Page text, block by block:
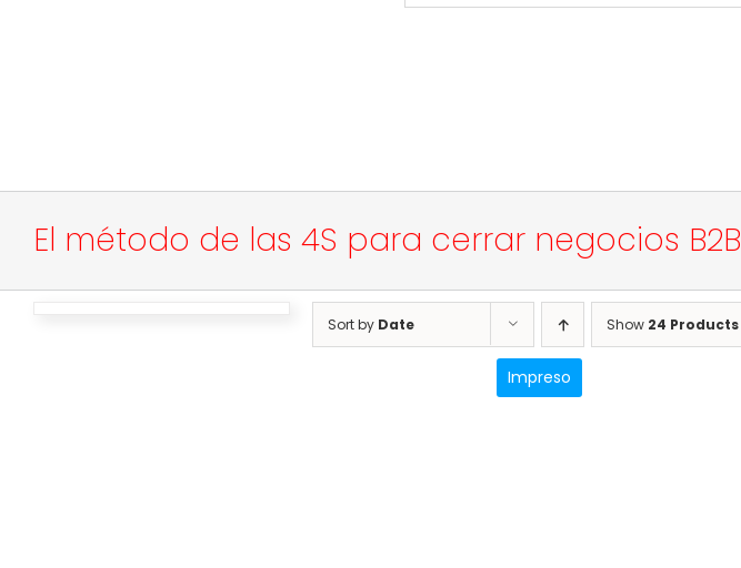
El método de las 4S para cerrar negocios B2B
Sort by Date Show 24 Products
Impreso